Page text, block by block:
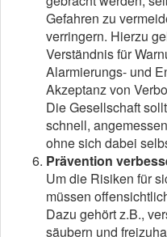
Gefahren zu
verringern. Hierzu
Verständnis für
Alarmierungs- und
Akzeptanz von
Die Gesellschaft
schnell,
ohne sich dabei
Prävention
Um die Risiken für
müssen
Dazu gehört z.B.,
säubern und